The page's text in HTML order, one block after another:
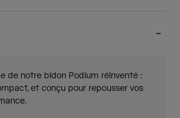
de notre bidon Podium réinventé :
et conçu pour repousser vos